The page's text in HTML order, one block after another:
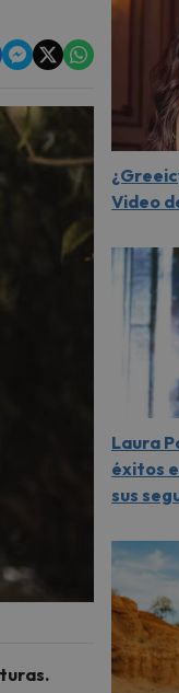
Video
Laura
éxitos
sus